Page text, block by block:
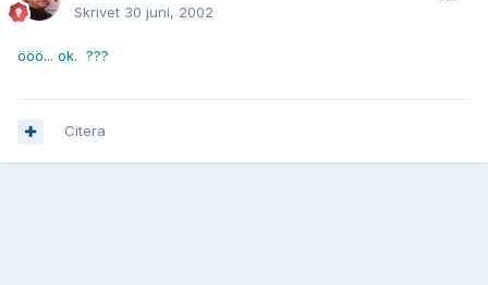
Skrivet 30 juni, 2002
ööö... ok. ???
Citera